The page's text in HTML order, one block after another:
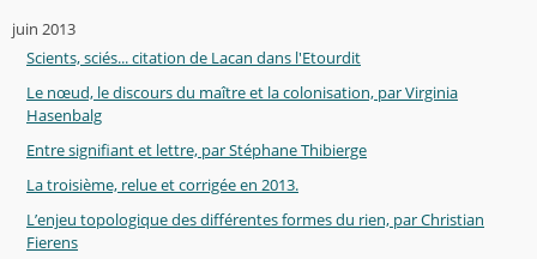
juin 2013
Scients, sciés... citation de Lacan dans l'Etourdit
Le nœud, le discours du maître et la colonisation, par Virginia
Hasenbalg
Entre signifiant et lettre, par Stéphane Thibierge
La troisième, relue et corrigée en 2013.
L’enjeu topologique des différentes formes du rien, par Christian
Fierens